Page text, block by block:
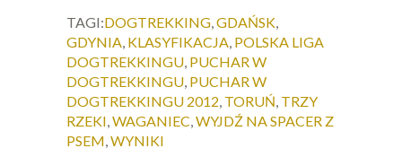
TAGI:DOGTREKKING,GDAŃSK,
GDYNIA, KLASYFIKACJA, POLSKA LIGA
DOGTREKKINGU, PUCHAR W
DOGTREKKINGU, PUCHAR W
DOGTREKKINGU 2012, TORUŃ, TRZY
RZEKI,WAGANIEC,WYJDŹ NA SPACER Z
PSEM,WYNIKI